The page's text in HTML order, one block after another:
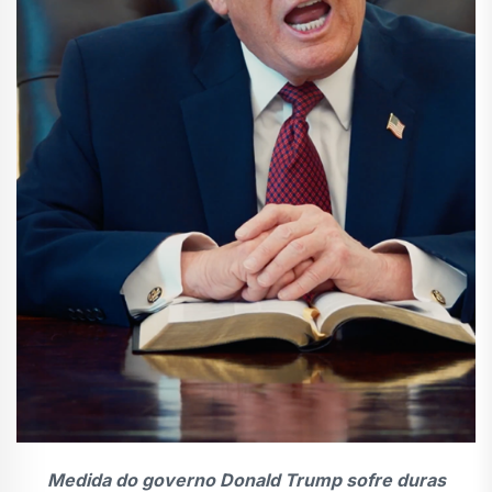
Medida do governo Donald Trump sofre duras